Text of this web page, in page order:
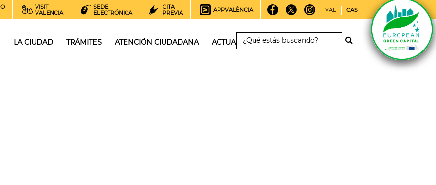
VISIT
VALENCIA
SEDE
ELECTRÓNICA
CITA
PREVIA
APPVALÈNCIA VAL CAS
LA CIUDAD TRÁMITES ATENCIÓN CIUDADANA ACTUALIDAD